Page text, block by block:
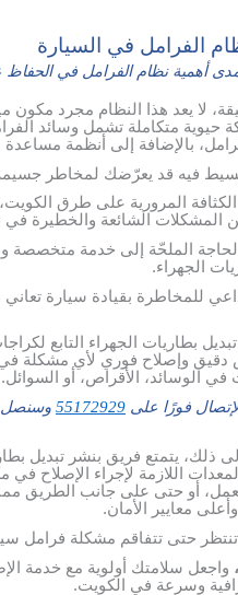
الفرامل في السيارة
أهمية نظام الفرامل في
لا يعد هذا النظام مجرد مكون
حيوية متكاملة تشمل وسائد
بالإضافة إلى أنظمة
فيه قد يعرّضك لمخاطر
الكثافة المرورية على طرق
المشكلات الشائعة والخطيرة
الحاجة الملحّة إلى خدمة متخصصة
الجهراء.
للمخاطرة بقيادة سيارة
بطاريات الجهراء التابع
وإصلاح فوري لأي مشكلة في
في الوسائد، الأقراص، أو السوائل.
فورًا على 55172929 وسنصل
ذلك، يتمتع فريق بنشر تبديل
اللازمة لإجراء الإصلاح
أو حتى على جانب الطريق
معايير الأمان.
تنتظر حتى تتفاقم مشكلة فرامل
واجعل سلامتك أولوية مع خدمة
وسرعة في الكويت.